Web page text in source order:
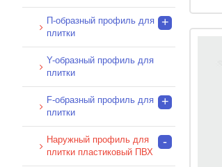
Красный (1)
Мрамор Голубой (1)
Светло-серый глянцевый (1)
Слоновая кость глянец (1)
П-образный профиль для
плитки
+
Y-образный профиль для
плитки
F-образный профиль для
плитки
+
Наружный профиль для
плитки пластиковый ПВХ
-